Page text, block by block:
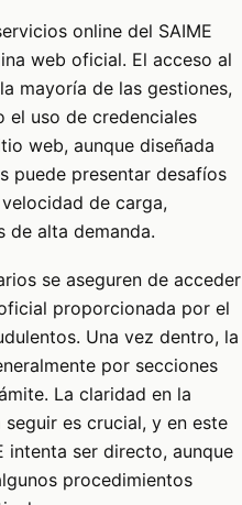
online del SAIME
web oficial. El acceso al
mayoría de las gestiones,
el uso de credenciales
web, aunque diseñada
puede presentar desafíos
de carga,
de alta demanda.
se aseguren de acceder
proporcionada por el
Una vez dentro, la
por secciones
La claridad en la
es crucial, y en este
intenta ser directo, aunque
procedimientos